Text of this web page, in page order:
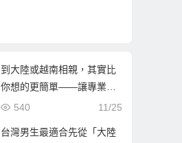
到大陸或越南相親，其實比
你想的更簡單——讓專業團
隊陪你找到真心伴侶
11/25
540
台灣男生最適合先從「大陸